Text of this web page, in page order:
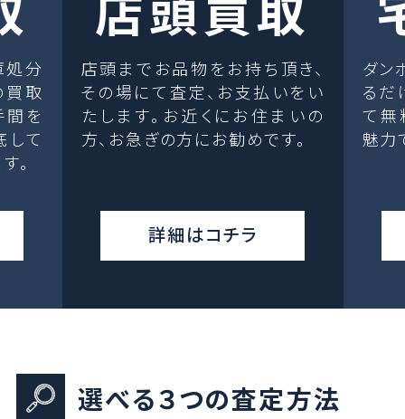
処分
取
間を
して
。
店頭までお品物をお持ち頂き、
その場にて査定、お支払いをい
たします。お近くにお住まいの
方、お急ぎの方にお勧めです。
詳細はコチラ
ダン
るだ
て無
魅力
選べる３つの査定方法